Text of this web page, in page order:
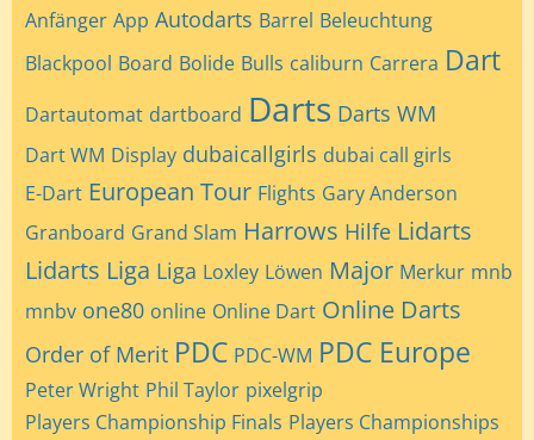
Anfänger App Autodarts Barrel Beleuchtung
Blackpool Board Bolide Bulls caliburn Carrera Dart
Dartautomat dartboard Darts Darts WM
Dart WM Display dubaicallgirls dubai call girls
E-Dart European Tour Flights Gary Anderson
Granboard Grand Slam Harrows Hilfe Lidarts
Lidarts Liga Liga Loxley Löwen Major Merkur mnb
mnbv one80 online Online Dart Online Darts
Order of Merit PDC PDC-WM PDC Europe
Peter Wright Phil Taylor pixelgrip
Players Championship Finals Players Championships